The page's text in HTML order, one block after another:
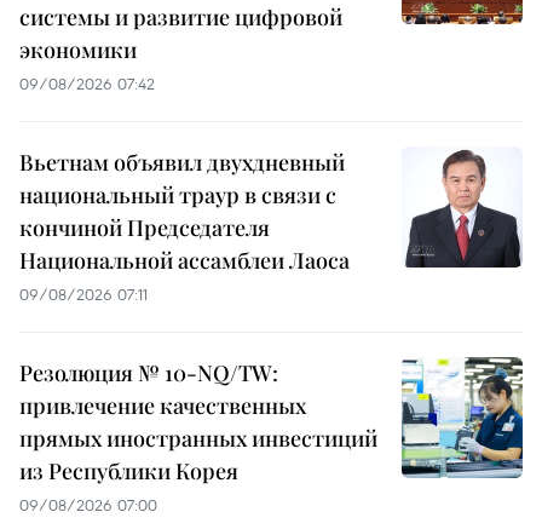
системы и развитие цифровой
экономики
09/08/2026 07:42
Вьетнам объявил двухдневный
национальный траур в связи с
кончиной Председателя
Национальной ассамблеи Лаоса
09/08/2026 07:11
Резолюция № 10-NQ/TW:
привлечение качественных
прямых иностранных инвестиций
из Республики Корея
09/08/2026 07:00